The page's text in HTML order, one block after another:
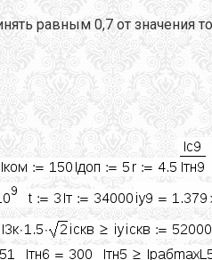
равным 0,7 от значения